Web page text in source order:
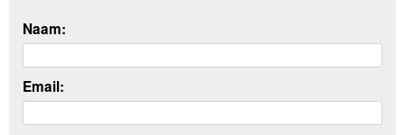
Naam:
Email: